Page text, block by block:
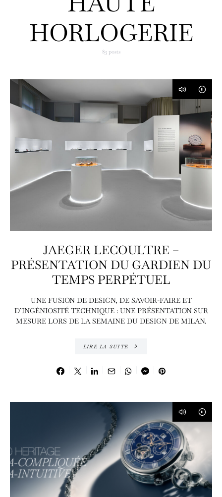
HORLOGERIE
83 posts
JAEGER LECOULTRE –
PRÉSENTATION DU GARDIEN DU
TEMPS PERPÉTUEL
UNE FUSION DE DESIGN, DE SAVOIR-FAIRE ET
D’INGÉNIOSITÉ TECHNIQUE : UNE PRÉSENTATION SUR
MESURE LORS DE LA SEMAINE DU DESIGN DE MILAN.
LIRE LA SUITE